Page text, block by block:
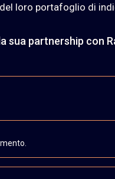
loro portafoglio di
sua partnership con